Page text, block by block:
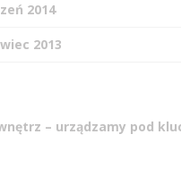
2014
2013
– urządzamy pod